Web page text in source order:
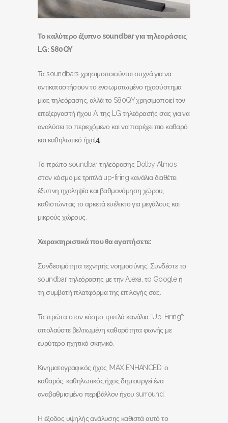
Το καλύτερο έξυπνο soundbarγια τηλεοράσεις
LG: S80QY
Τα soundbars χρησιμοποιούνται συχνά για να
αντικαταστήσουν το ενσωματωμένο ηχοσύστημα
μιας τηλεόρασης, αλλά το S80QY χρησιμοποιεί τον
επεξεργαστή ήχου AI της LG τηλεόρασής σας για να
αναλύσει το περιεχόμενο και να παρέχει πιο καθαρό
και καθηλωτικό ήχο[4]
Το πρώτο soundbar τηλεόρασης Dolby Atmos
στον κόσμο με τριπλά up-firing κανάλια διαθέτει
έξυπνη ηχοληψία και βαθμονόμηση χώρου,
καθιστώντας το αρκετά ευέλικτο για μεγάλους και
μικρούς χώρους.
Χαρακτηριστικά που θα αγαπήσετε:
Συνδεσιμότητα τεχνητής νοημοσύνης: Συνδέστε το
soundbar τηλεόρασης με την Alexa, τo Google ή
τη συμβατή πλατφόρμα της επιλογής σας.
Τα πρώτα στον κόσμο τριπλά κανάλια “Up-Firing”:
απολαύστε βελτιωμένη καθαρότητα φωνής με
ευρύτερο ηχητικό σκηνικό.
Κινηματογραφικός ήχος IMAX ENHANCED: ο
καθαρός, καθηλωτικός ήχος δημιουργεί ένα
αναβαθμισμένο περιβάλλον ήχου surround.
Η έξοδος υψηλής ανάλυσης καθιστά αυτό το